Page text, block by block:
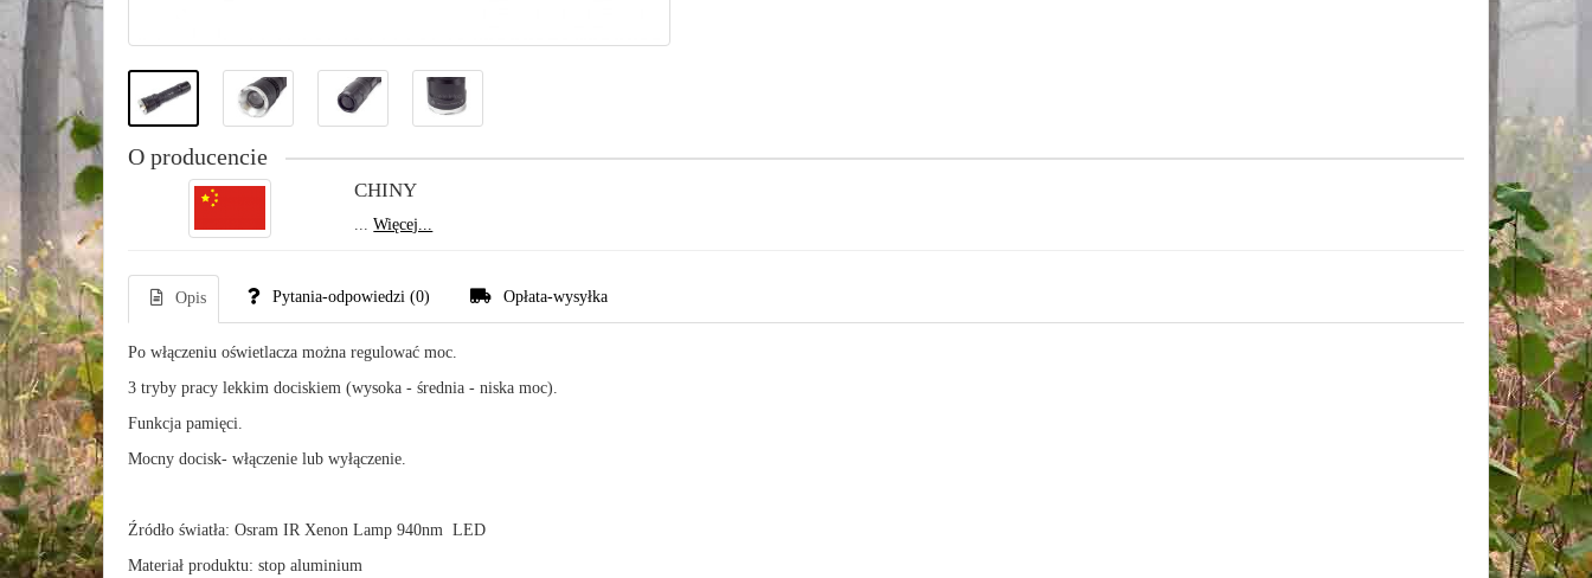
O producencie
CHINY
...Więcej...
Opis Pytania-odpowiedzi (0) Opłata-wysyłka
Po włączeniu oświetlacza można regulować moc.
3 tryby pracy lekkim dociskiem (wysoka - średnia - niska moc).
Funkcja pamięci.
Mocny docisk- włączenie lub wyłączenie.
Źródło światła: Osram IR Xenon Lamp 940nm LED
Materiał produktu: stop aluminium